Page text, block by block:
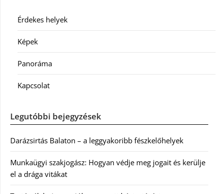
Érdekes helyek
Képek
Panoráma
Kapcsolat
Legutóbbi bejegyzések
Darázsirtás Balaton – a leggyakoribb fészkelőhelyek
Munkaügyi szakjogász: Hogyan védje meg jogait és kerülje
el a drága vitákat